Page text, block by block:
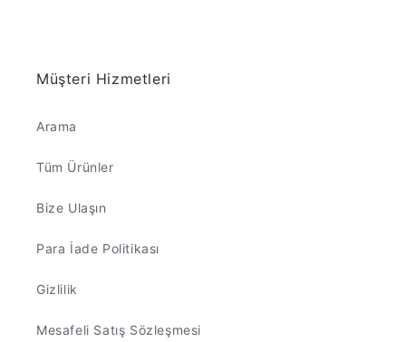
Müşteri Hizmetleri
Arama
Tüm Ürünler
Bize Ulaşın
Para İade Politikası
Gizlilik
Mesafeli Satış Sözleşmesi